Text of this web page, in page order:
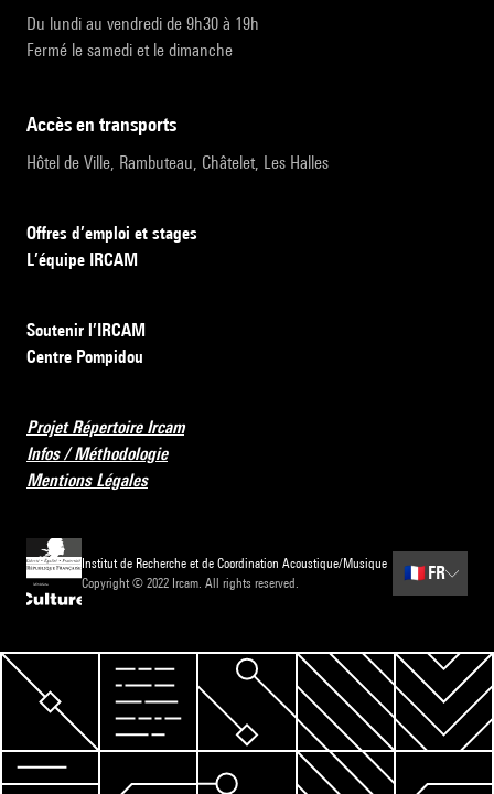
Du lundi au vendredi de 9h30 à 19h
Fermé le samedi et le dimanche
accès en transports
Hôtel de Ville, Rambuteau, Châtelet, Les Halles
Offres d’emploi et stages
L’équipe IRCAM
Soutenir l’IRCAM
Centre Pompidou
Projet Répertoire Ircam
Infos / Méthodologie
Mentions Légales
Institut de Recherche et de Coordination Acoustique/Musique
Copyright © 2022 Ircam. All rights reserved.
🇫🇷 FR